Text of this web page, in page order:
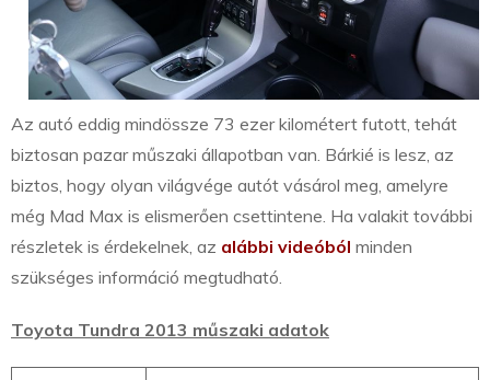
Az autó eddig mindössze 73 ezer kilométert futott, tehát
biztosan pazar műszaki állapotban van. Bárkié is lesz, az
biztos, hogy olyan világvége autót vásárol meg, amelyre
még Mad Max is elismerően csettintene. Ha valakit további
részletek is érdekelnek, az alábbi videóból minden
szükséges információ megtudható.
Toyota Tundra 2013 műszaki adatok